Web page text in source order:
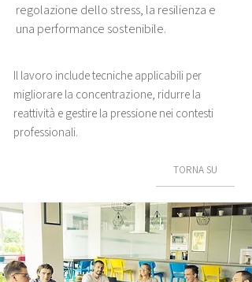
regolazione dello stress, la resilienza e
una performance sostenibile.
Il lavoro include tecniche applicabili per
migliorare la concentrazione, ridurre la
reattività e gestire la pressione nei contesti
professionali.
TORNA SU